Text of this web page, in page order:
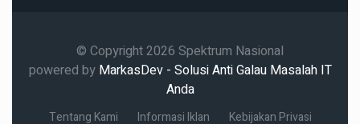
© Copyright 2026 Spektrum Nasional
powered by MarkasDev - Solusi Anti Galau Masalah IT
Anda
Tentang Kami Informasi Iklan
Kebijakan Privasi